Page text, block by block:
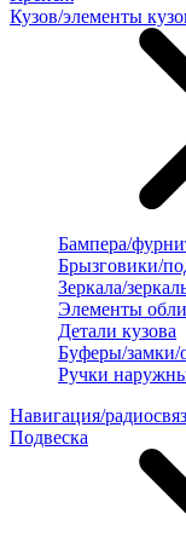
Кузов/элементы
Бампера/
Брызговики/
Зеркала/
Элементы
Детали кузова
Буферы/замки/
Ручки
Навигация/
Подвеска